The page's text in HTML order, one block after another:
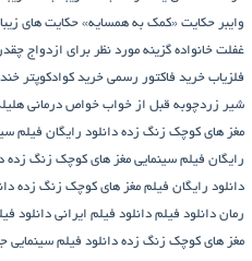
وایبر حکایت «کمک به همسایه» حکایت های
غفلت خانواده گزینه مورد نظر برای ازدواج
فلزیاب خرید فاکتور رسمی خرید کوادکوپتر
شیر زردچوبه قبل از خواب خواص درمانی
مغز های کوچک زنگ زده دانلود رایگان فیلم
رایگان فیلم سینمایی مغز های کوچک زنگ زده
دانلود رایگان فیلم مغز های کوچک زنگ زده
رمان دانلود فیلم دانلود فیلم ایرانی دانلود
مغز های کوچک زنگ زده دانلود فیلم سینمایی